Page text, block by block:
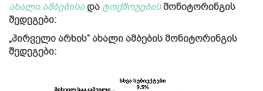
ახალი ამბებისადა ტოქშოუებისმონიტორინგის
შედეგები:
„პირველი არხის“ ახალი ამბების მონიტორინგის
შედეგები: